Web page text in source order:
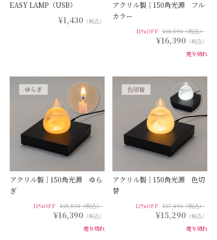
光源のご提供
EASY LAMP（USB）
¥1,430（税込）
アクリル製｜150角光源 フル
カラー
11%OFF ¥18,590（税込）
¥16,390（税込）
売り切れ
アクリル製｜150角光源 ゆら
ぎ
11%OFF ¥18,590（税込）
¥16,390（税込）
売り切れ
アクリル製｜150角光源 色切
替
12%OFF ¥17,490（税込）
¥15,290（税込）
売り切れ